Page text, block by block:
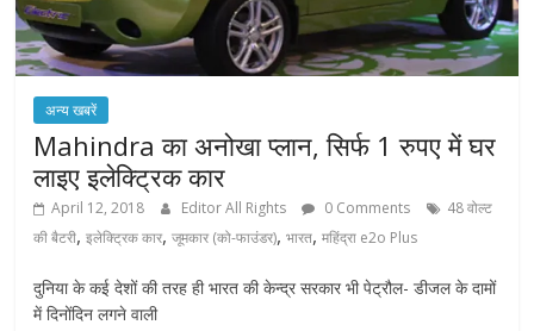
अन्य खबरें
Mahindra का अनोखा प्लान, सिर्फ 1 रुपए में घर
लाइए इलेक्ट्रिक कार
April 12, 2018 Editor All Rights 0 Comments
48 वोल्ट
की बैटरी,इलेक्ट्रिक कार,जूमकार (को-फाउंडर),भारत,महिंद्रा e2o Plus
दुनिया के कई देशों की तरह ही भारत की केन्द्र सरकार भी पेट्रौल- डीजल के दामों
में दिनोंदिन लगने वाली